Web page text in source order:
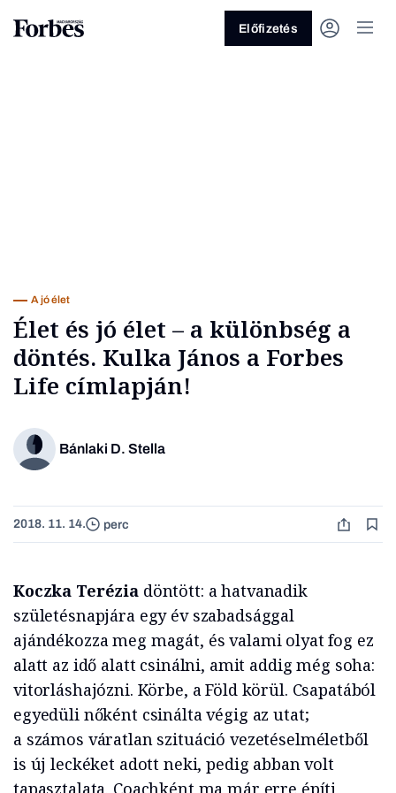
Előfizetés
A jó élet
Élet és jó élet – a különbség a
döntés. Kulka János a Forbes
Life címlapján!
Bánlaki D. Stella
2018. 11. 14. perc
Koczka Teréziadöntött: a hatvanadik
születésnapjára egy év szabadsággal
ajándékozza meg magát, és valami olyat fog ez
alatt az idő alatt csinálni, amit addig még soha:
vitorláshajózni. Körbe, a Föld körül. Csapatából
egyedüli nőként csinálta végig az utat;
a számos váratlan szituáció vezetéselméletből
is új leckéket adott neki, pedig abban volt
tapasztalata. Coachként ma már erre építi